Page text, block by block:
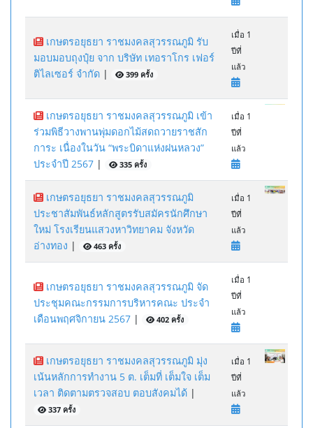
เกษตรอยุธยา ราชมงคลสุวรรณภูมิ รับ
มอบมอบถุงปุ๋ย จาก บริษัท เทอราโกร เฟอร์
ติไลเซอร์ จํากัด | 399 ครั้ง
เมื่อ 1
ปีที่
แล้ว
เกษตรอยุธยา ราชมงคลสุวรรณภูมิ เข้า
ร่วมพิธีวางพานพุ่มดอกไม้สดถวายราชสัก
การะ เนื่องในวัน “พระบิดาแห่งฝนหลวง”
ประจำปี 2567 | 335 ครั้ง
เมื่อ 1
ปีที่
แล้ว
เกษตรอยุธยา ราชมงคลสุวรรณภูมิ
ประชาสัมพันธ์หลักสูตรรับสมัครนักศึกษา
ใหม่ โรงเรียนแสวงหาวิทยาคม จังหวัด
อ่างทอง | 463 ครั้ง
เมื่อ 1
ปีที่
แล้ว
เกษตรอยุธยา ราชมงคลสุวรรณภูมิ จัด
ประชุมคณะกรรมการบริหารคณะ ประจำ
เดือนพฤศจิกายน 2567 | 402 ครั้ง
เมื่อ 1
ปีที่
แล้ว
เกษตรอยุธยา ราชมงคลสุวรรณภูมิ มุ่ง
เน้นหลักการทำงาน 5 ต. เต็มที่ เต็มใจ เต็ม
เวลา ติดตามตรวจสอบ ตอบสังคมได้ |
337 ครั้ง
เมื่อ 1
ปีที่
แล้ว